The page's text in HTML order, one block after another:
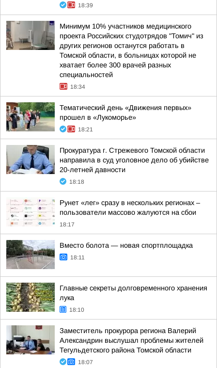
18:39
Минимум 10% участников медицинского
проекта Российских студотрядов "Томич" из
других регионов останутся работать в
Томской области, в больницах которой не
хватает более 300 врачей разных
специальностей
18:34
Тематический день «Движения первых»
прошел в «Лукоморье»
18:21
Прокуратура г. Стрежевого Томской области
направила в суд уголовное дело об убийстве
20-летней давности
18:18
Рунет «лег» сразу в нескольких регионах –
пользователи массово жалуются на сбои
18:17
Вместо болота — новая спортплощадка
18:11
Главные секреты долговременного хранения
лука
18:10
Заместитель прокурора региона Валерий
Александрин выслушал проблемы жителей
Тегульдетского района Томской области
18:07